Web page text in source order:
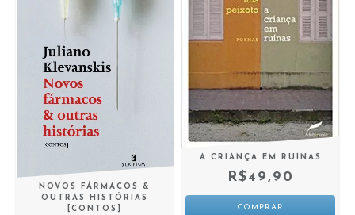
NOVOS FÁRMACOS &
OUTRAS HISTÓRIAS
[CONTOS]
A CRIANÇA EM RUÍNAS
R$49,90